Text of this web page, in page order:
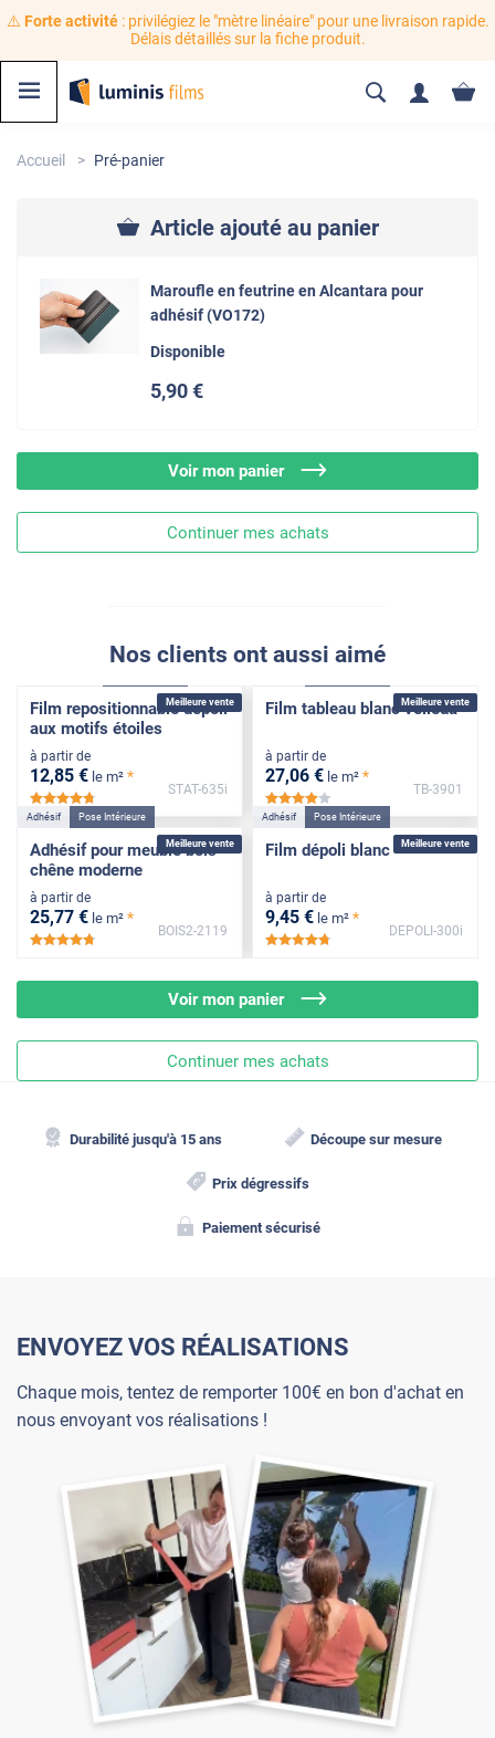
⚠️ Forte activité: privilégiez le "mètre linéaire" pour une livraison rapide.
Délais détaillés sur la fiche produit.
Accueil Pré-panier
Article ajouté au panier
Maroufle en feutrine en Alcantara pour
adhésif (VO172)
Disponible
5,90€
Voir mon panier
Continuer mes achats
Nos clients ont aussi aimé
Meilleure vente
Film repositionnable dépoli
aux motifs étoiles
à partir de
12,85 € le m² *
*****
STAT-635i
Meilleure vente
Film tableau blanc velleda
à partir de
27,06 € le m² *
*****
TB-3901
Meilleure vente
Adhésif Pose Intérieure
Adhésif pour meuble bois
chêne moderne
à partir de
25,77 € le m² *
*****
BOIS2-2119
Meilleure vente
Adhésif Pose Intérieure
Film dépoli blanc
à partir de
9,45 € le m² *
*****
DEPOLI-300i
Voir mon panier
Continuer mes achats
Durabilité jusqu'à 15 ans Découpe sur mesure
Prix dégressifs
Paiement sécurisé
ENVOYEZ VOS RÉALISATIONS
Chaque mois, tentez de remporter 100€ en bon d'achat en
nous envoyant vos réalisations !